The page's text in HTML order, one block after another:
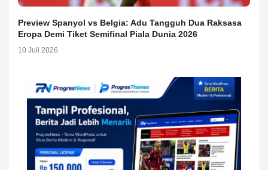
Preview Spanyol vs Belgia: Adu Tangguh Dua Raksasa
Eropa Demi Tiket Semifinal Piala Dunia 2026
10 Juli 2026